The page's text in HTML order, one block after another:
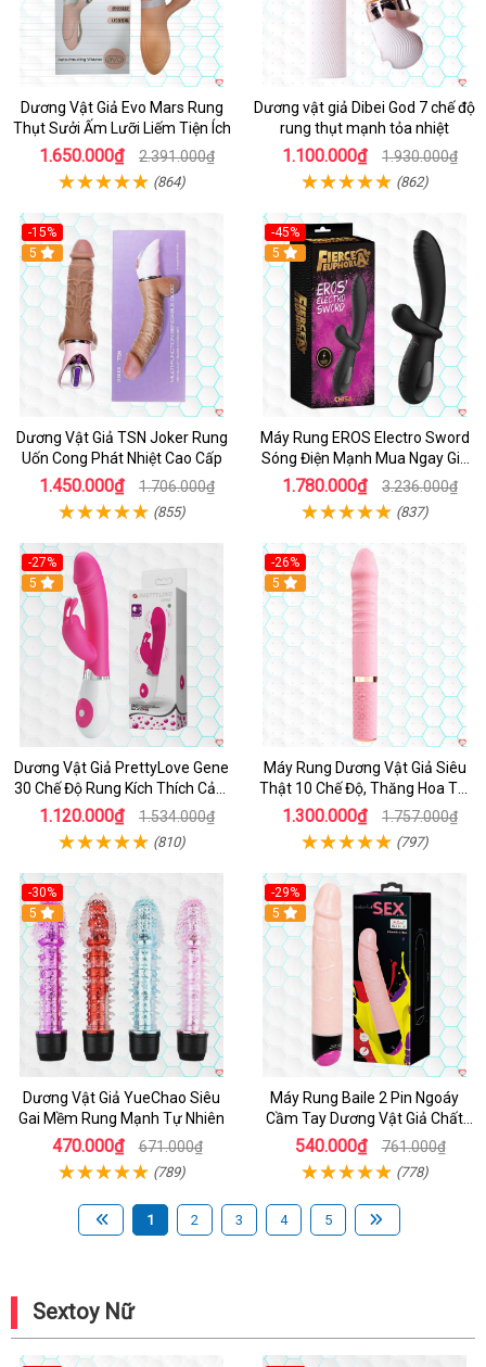
Dương Vật Giả Evo Mars Rung
Thụt Sưởi Ấm Lưỡi Liếm Tiện Ích
1.650.000₫ 2.391.000₫
(864)
Dương vật giả Dibei God 7 chế độ
rung thụt mạnh tỏa nhiệt
1.100.000₫ 1.930.000₫
(862)
-15%
5
Dương Vật Giả TSN Joker Rung
Uốn Cong Phát Nhiệt Cao Cấp
1.450.000₫ 1.706.000₫
(855)
-45%
5
Máy Rung EROS Electro Sword
Sóng Điện Mạnh Mua Ngay Giá
Tốt
1.780.000₫ 3.236.000₫
(837)
-27%
Hot
5
Dương Vật Giả PrettyLove Gene
30 Chế Độ Rung Kích Thích Cảm
Biến Âm Thanh
1.120.000₫ 1.534.000₫
(810)
-26%
Hot
5
Máy Rung Dương Vật Giả Siêu
Thật 10 Chế Độ, Thăng Hoa Tối
Ưu
1.300.000₫ 1.757.000₫
(797)
-30%
Hot
5
Dương Vật Giả YueChao Siêu
Gai Mềm Rung Mạnh Tự Nhiên
470.000₫ 671.000₫
(789)
-29%
Hot
5
Máy Rung Baile 2 Pin Ngoáy
Cầm Tay Dương Vật Giả Chất
Lượng
540.000₫ 761.000₫
(778)
1 2 3 4 5
Sextoy Nữ